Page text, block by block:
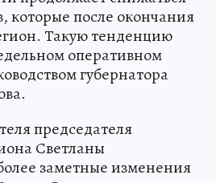
которые после окончания
Такую тенденцию
оперативном
губернатора
председателя
Светланы
заметные изменения